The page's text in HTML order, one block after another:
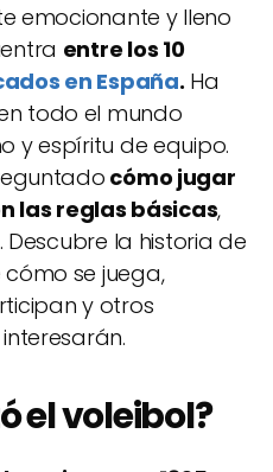
emocionante y lleno
entre los 10
en España. Ha
todo el mundo
y espíritu de equipo.
cómo jugar
las reglas básicas,
la historia de
se juega,
y otros
el voleibol?